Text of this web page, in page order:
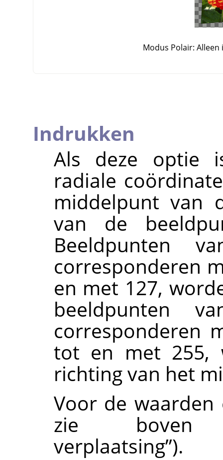
Modus Polair: Alleen
Indrukken
Als deze optie
radiale
middelpunt van
van de
Beeldpunten
corresponderen
en met 127,
beeldpunten
corresponderen
tot en met 255,
richting van het
Voor de waarden
zie
verplaatsing”).